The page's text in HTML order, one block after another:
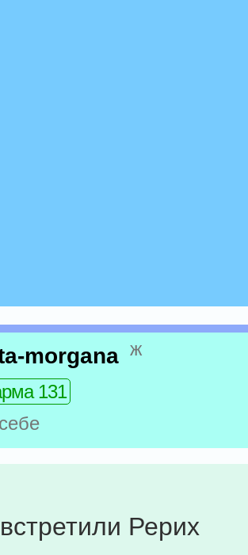
morgana ж
131
Рерих